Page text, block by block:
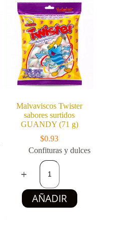
Malvaviscos Twister
sabores surtidos
GUANDY (71 g)
$0.93
Confituras y dulces
Malvaviscos
Twister
sabores
surtidos
GUANDY
(71
AÑADIR